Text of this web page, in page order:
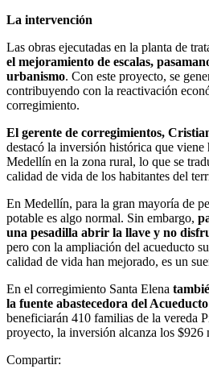
La intervención
Las obras ejecutadas en la planta de
el mejoramiento de escalas,
urbanismo. Con este proyecto, se
contribuyendo con la reactivación
corregimiento.
El gerente de corregimientos,
destacó la inversión histórica que
Medellín en la zona rural, lo que se
calidad de vida de los habitantes del
En Medellín, para la gran mayoría de
potable es algo normal. Sin embargo,
una pesadilla abrir la llave y no
pero con la ampliación del acueducto
calidad de vida han mejorado, es un
En el corregimiento Santa Elena
la fuente abastecedora del
beneficiarán 410 familias de la vereda
proyecto, la inversión alcanza los $926
Compartir: